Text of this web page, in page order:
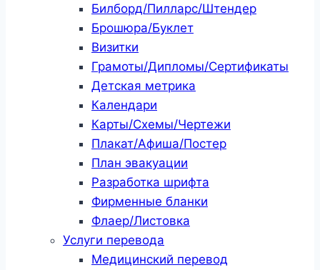
Билборд/Пилларс/Штендер
Брошюра/Буклет
Визитки
Грамоты/Дипломы/Сертификаты
Детская метрика
Календари
Карты/Схемы/Чертежи
Плакат/Афиша/Постер
План эвакуации
Разработка шрифта
Фирменные бланки
Флаер/Листовка
Услуги перевода
Медицинский перевод